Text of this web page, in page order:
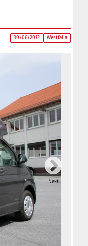
30/06/2012 Westfalia
Next